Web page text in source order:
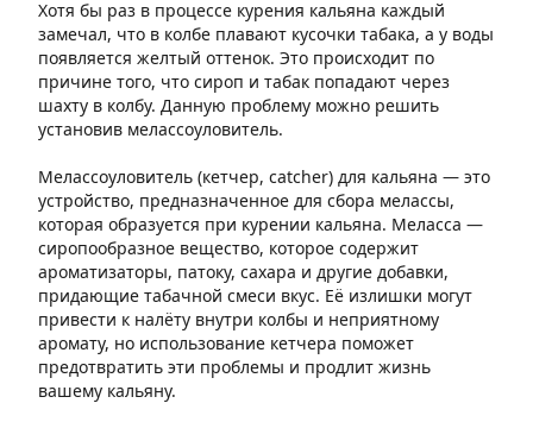
Хотя бы раз в процессе курения кальяна каждый
замечал, что в колбе плавают кусочки табака, а у воды
появляется желтый оттенок. Это происходит по
причине того, что сироп и табак попадают через
шахту в колбу. Данную проблему можно решить
установив мелассоуловитель.
Мелассоуловитель (кетчер, catcher) для кальяна — это
устройство, предназначенное для сбора мелассы,
которая образуется при курении кальяна. Меласса —
сиропообразное вещество, которое содержит
ароматизаторы, патоку, сахара и другие добавки,
придающие табачной смеси вкус. Её излишки могут
привести к налёту внутри колбы и неприятному
аромату, но использование кетчера поможет
предотвратить эти проблемы и продлит жизнь
вашему кальяну.